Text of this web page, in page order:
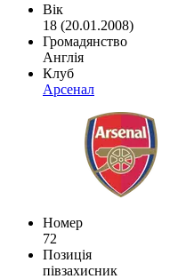
Вік
18 (20.01.2008)
Громадянство
Англія
Клуб
Арсенал
Номер
72
Позиція
півзахисник